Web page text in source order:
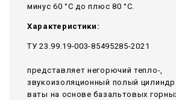
минус 60 °С до плюс 80 °С.
Характеристики:
ТУ 23.99.19-003-85495285-2021
представляет негорючий тепло-,
звукоизоляционный полый цилиндр
ваты на основе базальтовых